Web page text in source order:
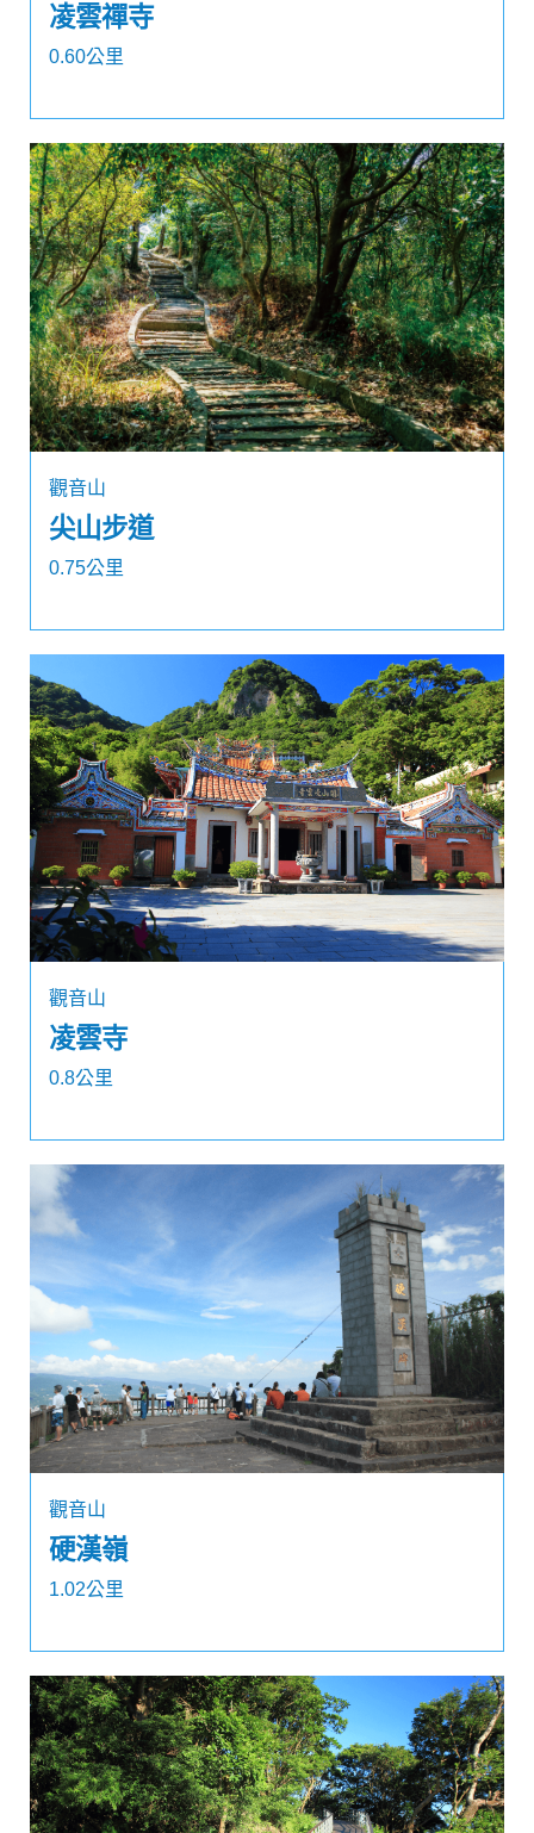
凌雲禪寺
0.60公里
觀音山
尖山步道
0.75公里
觀音山
凌雲寺
0.8公里
觀音山
硬漢嶺
1.02公里